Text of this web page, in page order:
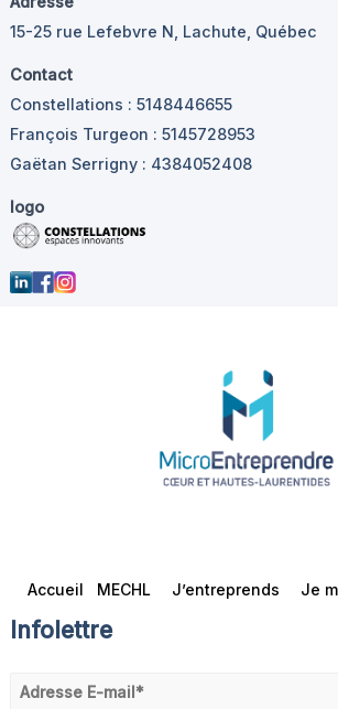
15-25 rue Lefebvre N, Lachute, Québec
Contact
Constellations : 5148446655
François Turgeon : 5145728953
Gaëtan Serrigny : 4384052408
logo
Accueil MECHL J’entreprends Je
Infolettre